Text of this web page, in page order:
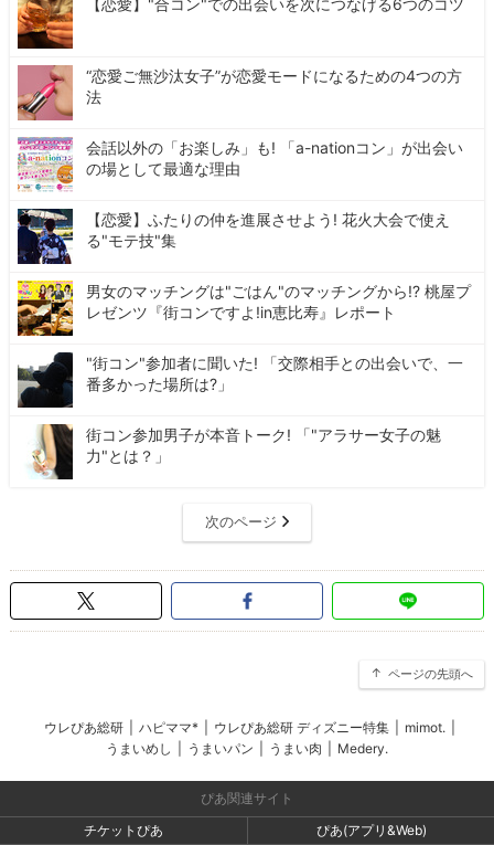
【恋愛】"合コン"での出会いを次につなげる6つのコツ
“恋愛ご無沙汰女子”が恋愛モードになるための4つの方
法
会話以外の「お楽しみ」も! 「a-nationコン」が出会い
の場として最適な理由
【恋愛】ふたりの仲を進展させよう! 花火大会で使え
る"モテ技"集
男女のマッチングは"ごはん"のマッチングから!? 桃屋プ
レゼンツ『街コンですよ!in恵比寿』レポート
"街コン"参加者に聞いた! 「交際相手との出会いで、一
番多かった場所は?」
街コン参加男子が本音トーク! 「"アラサー女子の魅
力"とは？」
次のページ
ページの先頭へ
ウレぴあ総研 ハピママ* ウレぴあ総研 ディズニー特集 mimot.
うまいめし
うまいパン うまい肉 Medery.
ぴあ関連サイト
チケットぴあ
ぴあ(アプリ&Web)